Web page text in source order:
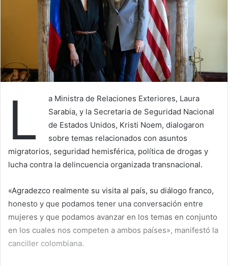
L
a Ministra de Relaciones Exteriores, Laura
Sarabia, y la Secretaria de Seguridad Nacional
de Estados Unidos, Kristi Noem, dialogaron
sobre temas relacionados con asuntos
migratorios, seguridad hemisférica, política de drogas y
lucha contra la delincuencia organizada transnacional.
«Agradezco realmente su visita al país, su diálogo franco,
honesto y que podamos tener una conversación entre
mujeres y que podamos avanzar en los temas en conjunto
en los cuales nos competen a ambos países», manifestó la
canciller colombiana.